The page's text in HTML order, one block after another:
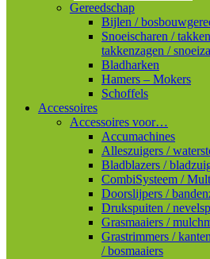
Gereedschap
Bijlen /
Snoeischaren /
takkenzagen /
Bladharken
Hamers – Mokers
Schoffels
Accessoires
Accessoires voor…
Accumachines
Alleszuigers /
Bladblazers /
CombiSysteem /
Doorslijpers /
Drukspuiten /
Grasmaaiers /
Grastrimmers /
/ bosmaaiers